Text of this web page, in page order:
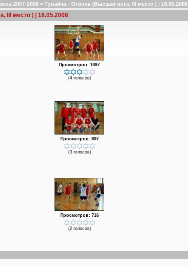
2007-2008 > Тунайча - Огонек (Высшая лига, III место ) | 18.05.2008
III место ) | 18.05.2008
Просмотров: 1097
(4 голосов)
Просмотров: 897
(3 голосов)
Просмотров: 716
(2 голосов)